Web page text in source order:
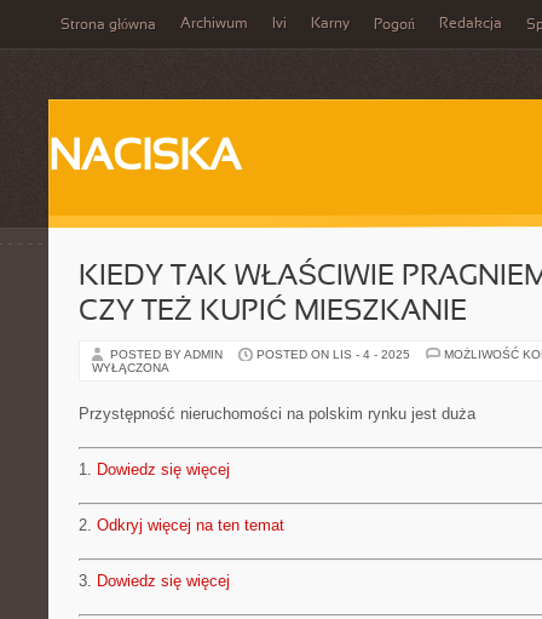
Strona główna Archiwum Ivi Karny Pogoń Redakcja
NACISKA
KIEDY TAK WŁAŚCIWIE
CZY TEŻ KUPIĆ MIESZKANIE
POSTED BY ADMIN POSTED ON LIS - 4 - 2025
MOŻLIWOŚĆ
WYŁĄCZONA
Przystępność nieruchomości na polskim rynku jest duża
1. Dowiedz się więcej
2. Odkryj więcej na ten temat
3. Dowiedz się więcej